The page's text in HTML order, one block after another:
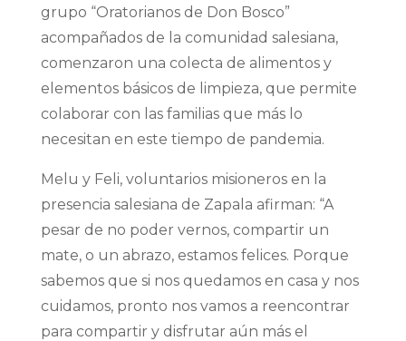
grupo “Oratorianos de Don Bosco”
acompañados de la comunidad salesiana,
comenzaron una colecta de alimentos y
elementos básicos de limpieza, que permite
colaborar con las familias que más lo
necesitan en este tiempo de pandemia.
Melu y Feli, voluntarios misioneros en la
presencia salesiana de Zapala afirman: “A
pesar de no poder vernos, compartir un
mate, o un abrazo, estamos felices. Porque
sabemos que si nos quedamos en casa y nos
cuidamos, pronto nos vamos a reencontrar
para compartir y disfrutar aún más el